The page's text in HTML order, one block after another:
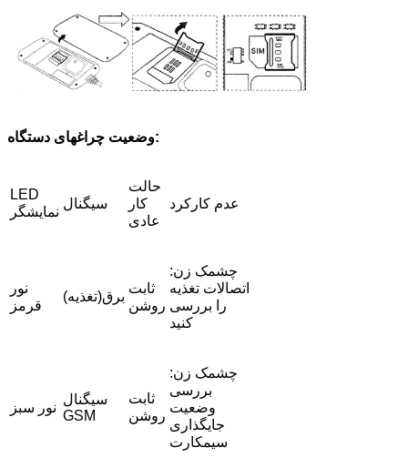
وضعیت چراغهای دستگاه:
LED
نمایشگر
سیگنال
حالت
کار
عادی
عدم کارکرد
نور
قرمز
برق(تغذیه)
ثابت
روشن
چشمک زن:
اتصالات تغذیه
را بررسی
کنید
نور سبز
سیگنال
GSM
ثابت
روشن
چشمک زن:
بررسی
وضعیت
جایگذاری
سیمکارت